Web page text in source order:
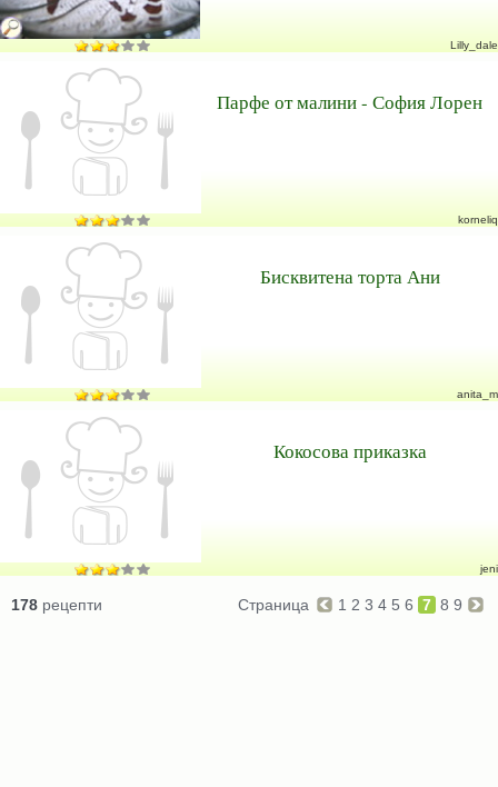
Lilly_dale
Парфе от малини - София Лорен
korneliq
Бисквитена торта Ани
anita_m
Кокосова приказка
jeni
178 рецепти Страница 1 2 3 4 5 6 7 8 9